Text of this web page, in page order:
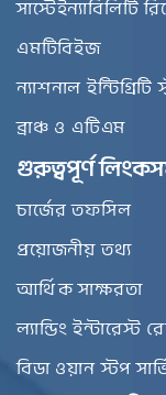
সাস্টেইন্যাবিলিটি
এমটিবিইজ
ন্যাশনাল ইন্টিগ্রিটি
ব্রাঞ্চ ও এটিএম
গুরুত্বপূর্ণ
চার্জের তফসিল
প্রয়োজনীয় তথ্য
আর্থিক সাক্ষরতা
ল্যান্ডিং ইন্টারেস্ট
বিডা ওয়ান স্টপ